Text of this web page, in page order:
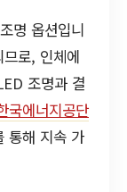
명 옵션입니
로, 인체에
조명과 결
국에너지공단
통해 지속 가